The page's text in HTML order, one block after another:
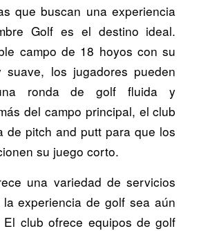
que buscan una experiencia
Golf es el destino ideal.
campo de 18 hoyos con su
suave, los jugadores pueden
ronda de golf fluida y
del campo principal, el club
de pitch and putt para que los
su juego corto.
una variedad de servicios
experiencia de golf sea aún
El club ofrece equipos de golf